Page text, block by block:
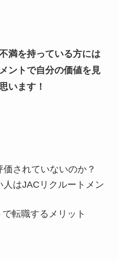
満を持っている方には
ントで自分の価値を見
います！
されていないのか？
はJACリクルートメン
転職するメリット